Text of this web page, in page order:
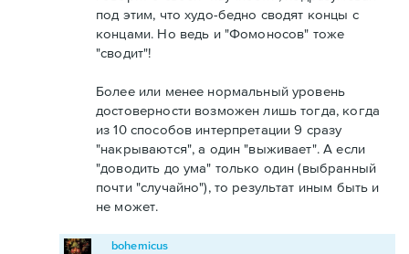
под этим, что худо-бедно сводят концы с
концами. Но ведь и "Фомоносов" тоже
"сводит"!
Более или менее нормальный уровень
достоверности возможен лишь тогда, когда
из 10 способов интерпретации 9 сразу
"накрываются", а один "выживает". А если
"доводить до ума" только один (выбранный
почти "случайно"), то результат иным быть и
не может.
bohemicus